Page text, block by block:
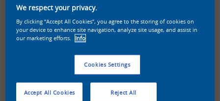
We respect your privacy.
By clicking “Accept All Cookies”, you agree to the storing of cookies on
your device to enhance site navigation, analyze site usage, and assist in
our marketing efforts.
Info
Cookies Settings
Reject All
Accept All Cookies